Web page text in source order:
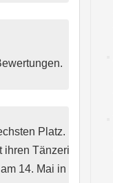
Platz.
Tänzerinnen.
14. Mai in